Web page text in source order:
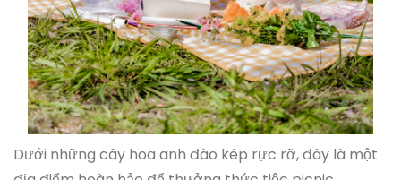
Dưới những cây hoa anh đào kép rực rỡ, đây là một